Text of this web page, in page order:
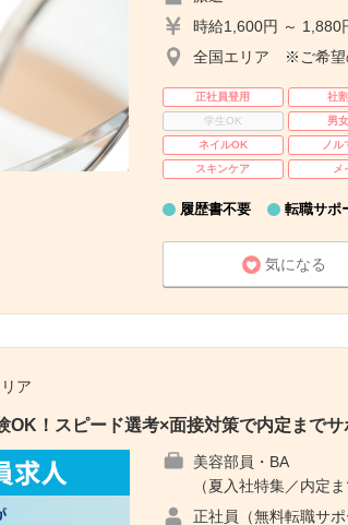
時給1,600円 ～ 1,880
全国エリア ※ご希望
正社員登用 社
学生OK
男
ネイルOK
ノル
スキンケア
メ
履歴書不要 転職サポ
気になる
ア
OK！スピード選考×面接対策で内定まで
美容部員・BA
（夏入社特集／内定
正社員（無料転職サポ